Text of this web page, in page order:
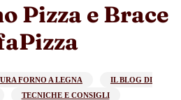
Pizza e Brace
FORNO A LEGNA
IL BLOG DI
TECNICHE E CONSIGLI